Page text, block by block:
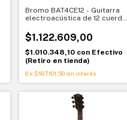
Bromo BAT4CE12 - Guitarra
electroacústica de 12 cuerdas
Bromo BAT4CE12
$1.122.609,00
$1.010.348,10 con Efectivo
(Retiro en tienda)
6x $187.101,50 sin interés